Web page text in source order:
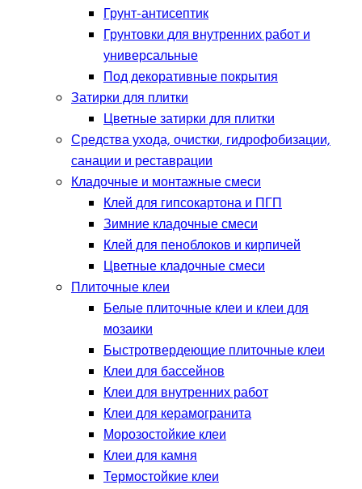
Грунт-антисептик
Грунтовки для внутренних работ и
универсальные
Под декоративные покрытия
Затирки для плитки
Цветные затирки для плитки
Средства ухода, очистки, гидрофобизации,
санации и реставрации
Кладочные и монтажные смеси
Клей для гипсокартона и ПГП
Зимние кладочные смеси
Клей для пеноблоков и кирпичей
Цветные кладочные смеси
Плиточные клеи
Белые плиточные клеи и клеи для
мозаики
Быстротвердеющие плиточные клеи
Клеи для бассейнов
Клеи для внутренних работ
Клеи для керамогранита
Морозостойкие клеи
Клеи для камня
Термостойкие клеи